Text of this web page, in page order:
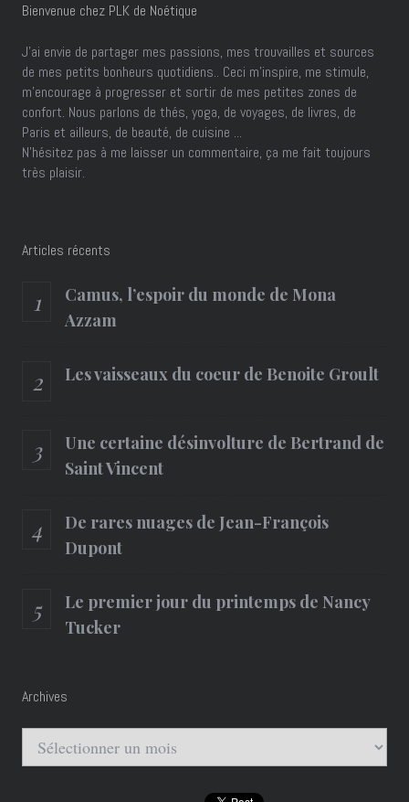
Bienvenue chez PLK de Noétique
J’ai envie de partager mes passions, mes trouvailles et sources
de mes petits bonheurs quotidiens.. Ceci m'inspire, me stimule,
m'encourage à progresser et sortir de mes petites zones de
confort. Nous parlons de thés, yoga, de voyages, de livres, de
Paris et ailleurs, de beauté, de cuisine ...
N'hésitez pas à me laisser un commentaire, ça me fait toujours
très plaisir.
Articles récents
Camus, l’espoir du monde de Mona
Azzam
Les vaisseaux du coeur de Benoite Groult
Une certaine désinvolture de Bertrand de
Saint Vincent
De rares nuages de Jean-François
Dupont
Le premier jour du printemps de Nancy
Tucker
Archives
Archives